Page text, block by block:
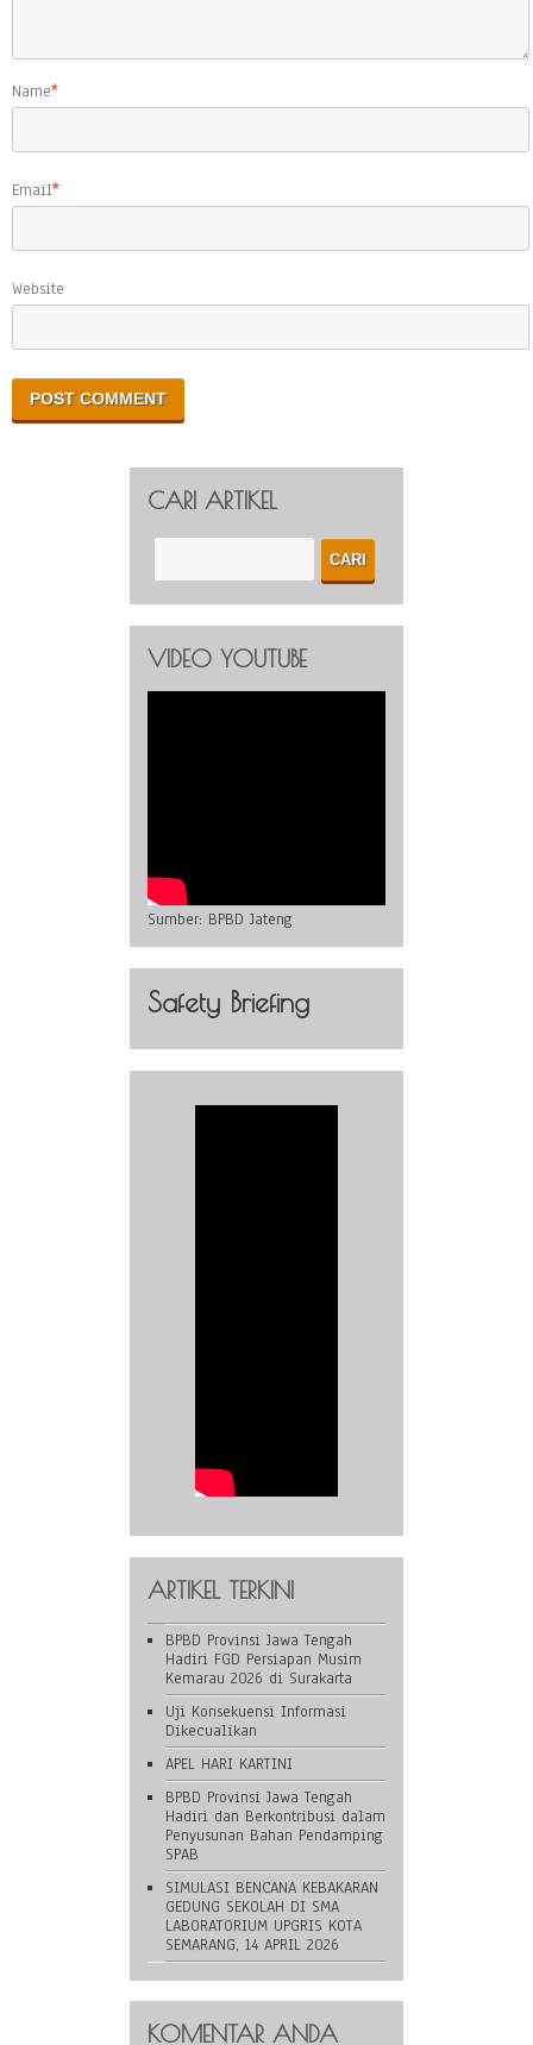
Name*
Email*
Website
CARI ARTIKEL
VIDEO YOUTUBE
Sumber: BPBD Jateng
Safety Briefing
ARTIKEL TERKINI
BPBD Provinsi Jawa Tengah
Hadiri FGD Persiapan Musim
Kemarau 2026 di Surakarta
Uji Konsekuensi Informasi
Dikecualikan
APEL HARI KARTINI
BPBD Provinsi Jawa Tengah
Hadiri dan Berkontribusi dalam
Penyusunan Bahan Pendamping
SPAB
SIMULASI BENCANA KEBAKARAN
GEDUNG SEKOLAH DI SMA
LABORATORIUM UPGRIS KOTA
SEMARANG, 14 APRIL 2026
KOMENTAR ANDA